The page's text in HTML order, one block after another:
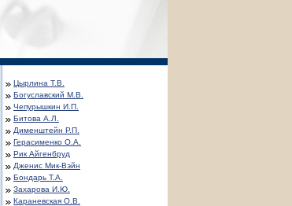
Цырлина Т.В.
Богуславский М.В.
Чепурышкин И.П.
Битова А.Л.
Дименштейн Р.П.
Герасименко О.А.
Рик Айгенбруд
Дженис Мик-Вэйн
Бондарь Т.А.
Захарова И.Ю.
Караневская О.В.